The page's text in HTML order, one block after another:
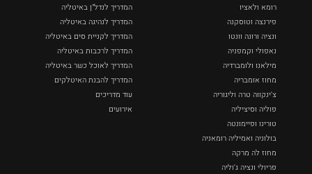
רומא ולאציו
פירנצה וטוסקנה ‏
ונציה ורונה וונטו
נאפולי‏ וקמפניה
מילאנו ולומברדיה
מחוז אומבריה
צ'ינקווה טרה וליגוריה
פוליה וסיציליה ‏
טורינו ופיימונטה
בולוניה ואמיליה רומאניה
מחוז לה מרקה
פריולי ונציה ג'וליה
המדריך לנדל"ן באיטליה
המדריך לנהיגה באיטליה
המדריך לקניית סים באיטליה
המדריך לרכבות באיטליה
המדריך לאוכל כשר באיטליה
המדריך להבנת האיטלקים
עוד מדריכים
אירועים